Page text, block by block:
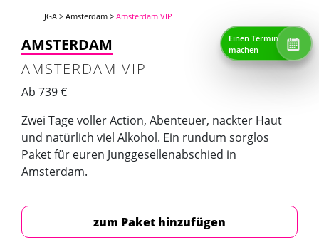
JGA > Amsterdam > Amsterdam VIP
AMSTERDAM
AMSTERDAM VIP
Ab 739 €
Zwei Tage voller Action, Abenteuer, nackter Haut
und natürlich viel Alkohol. Ein rundum sorglos
Paket für euren Junggesellenabschied in
Amsterdam.
zum Paket hinzufügen
Einen Termin
machen